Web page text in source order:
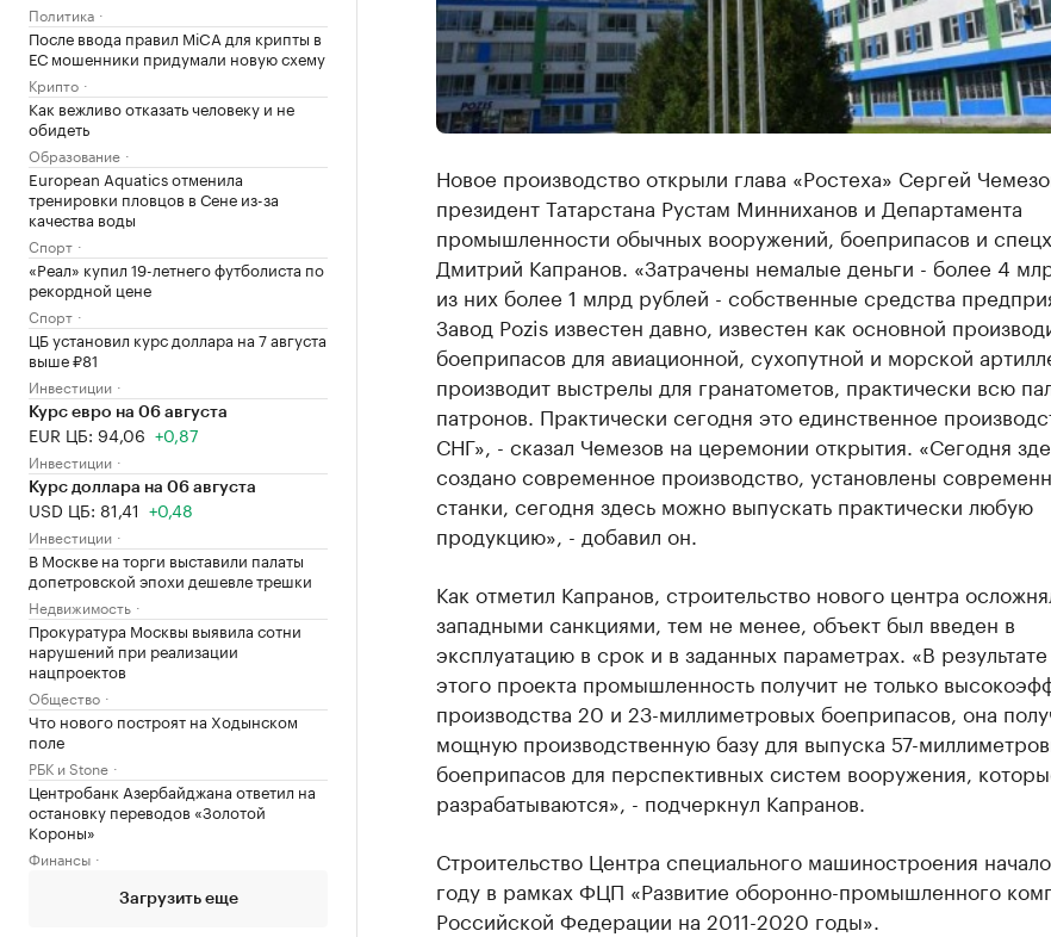
Политика
После ввода правил MiCA для крипты в
ЕС мошенники придумали новую схему
Крипто
Как вежливо отказать человеку и не
обидеть
Образование
European Aquatics отменила
тренировки пловцов в Сене из-за
качества воды
Спорт
«Реал» купил 19-летнего футболиста по
рекордной цене
Спорт
ЦБ установил курс доллара на 7 августа
выше ₽81
Инвестиции
Курс евро на 06 августа
EUR ЦБ: 94,06 +0,87
Инвестиции
Курс доллара на 06 августа
USD ЦБ: 81,41 +0,48
Инвестиции
В Москве на торги выставили палаты
допетровской эпохи дешевле трешки
Недвижимость
Прокуратура Москвы выявила сотни
нарушений при реализации
нацпроектов
Общество
Что нового построят на Ходынском
поле
РБК и Stone
Центробанк Азербайджана ответил на
остановку переводов «Золотой
Короны»
Финансы
Загрузить еще
Новое производство открыли глава «Ростеха» Сергей
президент Татарстана Рустам Минниханов и Департамента
промышленности обычных вооружений, боеприпасов и
Дмитрий Капранов. «Затрачены немалые деньги - более 4
из них более 1 млрд рублей - собственные средства
Завод Pozis известен давно, известен как основной
боеприпасов для авиационной, сухопутной и морской
производит выстрелы для гранатометов, практически всю
патронов. Практически сегодня это единственное
СНГ», - сказал Чемезов на церемонии открытия. «Сегодня
создано современное производство, установлены
станки, сегодня здесь можно выпускать практически любую
продукцию», - добавил он.
Как отметил Капранов, строительство нового центра
западными санкциями, тем не менее, объект был введен в
эксплуатацию в срок и в заданных параметрах. «В результате
этого проекта промышленность получит не только
производства 20 и 23-миллиметровых боеприпасов, она
мощную производственную базу для выпуска 57-
боеприпасов для перспективных систем вооружения,
разрабатываются», - подчеркнул Капранов.
Строительство Центра специального машиностроения
году в рамках ФЦП «Развитие оборонно-промышленного
Российской Федерации на 2011-2020 годы».